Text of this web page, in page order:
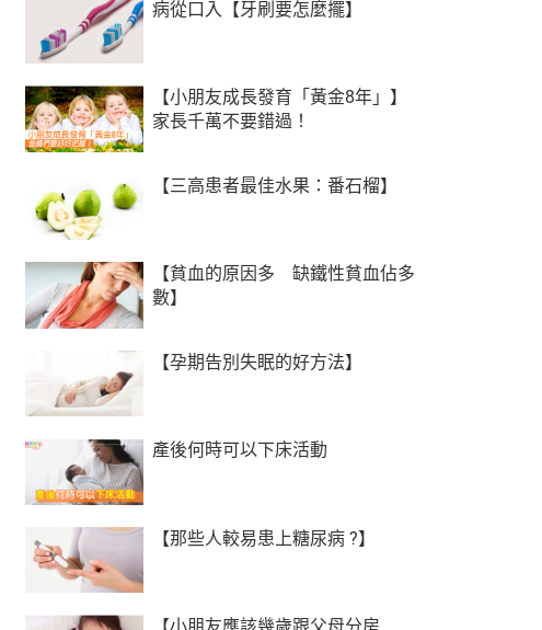
病從口入【牙刷要怎麼擺】
【小朋友成長發育「黃金8年」】
家長千萬不要錯過！
【三高患者最佳水果：番石榴】
【貧血的原因多 缺鐵性貧血佔多
數】
【孕期告別失眠的好方法】
產後何時可以下床活動
【那些人較易患上糖尿病 ?】